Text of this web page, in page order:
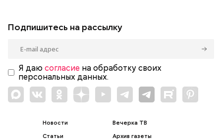
Подпишитесь на рассылку
Я даю согласие на обработку своих
персональных данных.
Новости
Статьи
Вечерка ТВ
Архив газеты